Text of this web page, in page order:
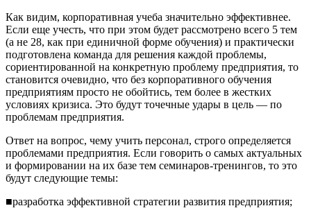
Как видим, корпоративная учеба значительно эффективнее.
Если еще учесть, что при этом будет рассмотрено всего 5 тем
(а не 28, как при единичной форме обучения) и практически
подготовлена команда для решения каждой проблемы,
сориентированной на конкретную проблему предприятия, то
становится очевидно, что без корпоративного обучения
предприятиям просто не обойтись, тем более в жестких
условиях кризиса. Это будут точечные удары в цель — по
проблемам предприятия.
Ответ на вопрос, чему учить персонал, строго определяется
проблемами предприятия. Если говорить о самых актуальных
и формировании на их базе тем семинаров-тренингов, то это
будут следующие темы:
■разработка эффективной стратегии развития предприятия;